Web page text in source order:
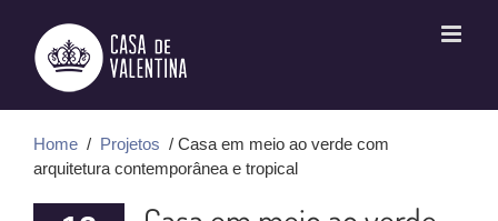
conteúdo
Home / Projetos / Casa em meio ao verde com
arquitetura contemporânea e tropical